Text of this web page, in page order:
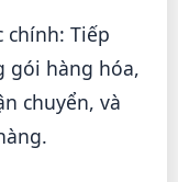
Tiếp
gói hàng hóa,
chuyển, và